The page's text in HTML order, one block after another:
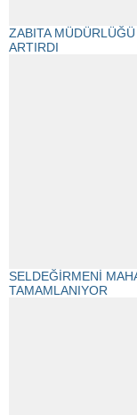
ZABITA
ARTIRDI
SELDEĞİRMENİ
TAMAMLANIYOR